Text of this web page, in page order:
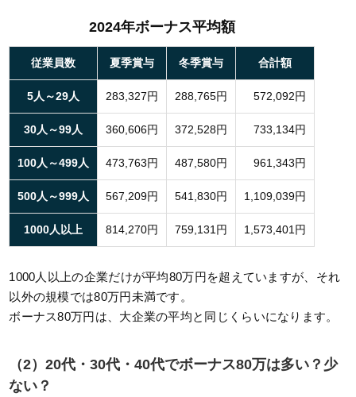
2024年ボーナス平均額
従業員数 夏季賞与 冬季賞与 合計額
5人～29人 283,327円 288,765円 572,092円
30人～99人 360,606円 372,528円 733,134円
100人～499人 473,763円 487,580円 961,343円
500人～999人 567,209円 541,830円 1,109,039円
1000人以上 814,270円 759,131円 1,573,401円
1000人以上の企業だけが平均80万円を超えていますが、それ
以外の規模では80万円未満です。
ボーナス80万円は、大企業の平均と同じくらいになります。
（2）20代・30代・40代でボーナス80万は多い？少
ない？